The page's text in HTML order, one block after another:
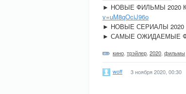
► НОВЫЕ ФИЛЬМЫ 2020
v=uM8qOciJ96o
► НОВЫЕ СЕРИАЛЫ
► САМЫЕ ОЖИДАЕМЫЕ
кино трэйлер 2020 фильмы
woff 3 ноября 2020, 00:30